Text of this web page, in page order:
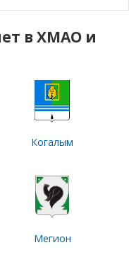
в ХМАО и
Когалым
Мегион